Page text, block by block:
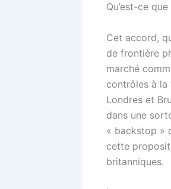
Qu’est-ce
Cet accord,
de frontière
marché
contrôles à la
Londres et
dans une
« backstop »
cette
britanniques.